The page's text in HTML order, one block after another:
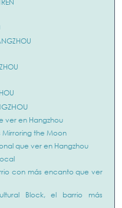
ver en Hangzhou
Mirroring the Moon
que ver en Hangzhou
con más encanto que ver
Block, el barrio más